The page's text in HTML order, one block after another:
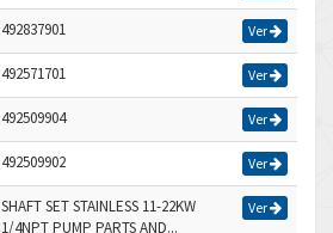
492837901 Ver
492571701 Ver
492509904 Ver
492509902 Ver
SHAFT SET STAINLESS 11-22KW
1/4NPT PUMP PARTS AND...
Ver